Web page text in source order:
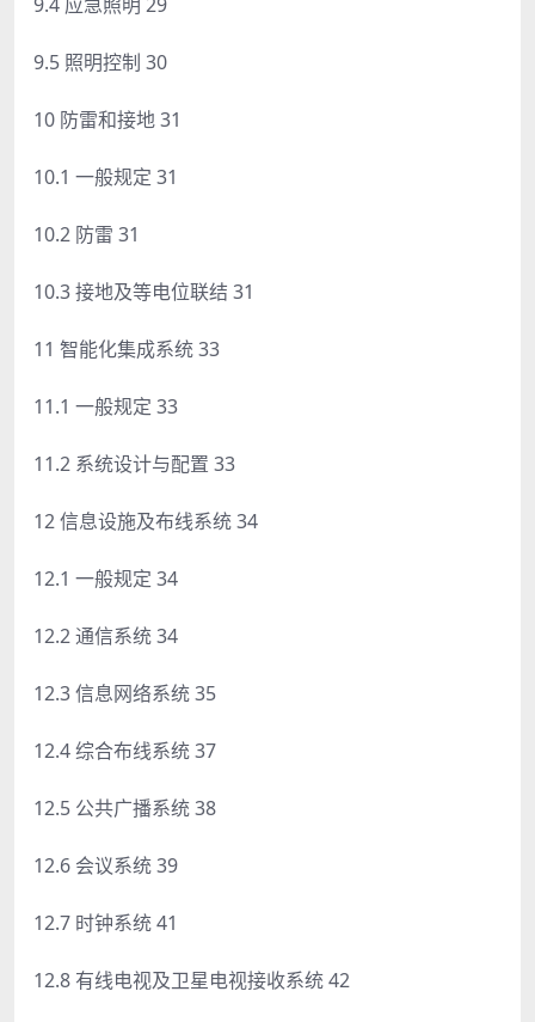
9.5 照明控制 30
10 防雷和接地 31
10.1 一般规定 31
10.2 防雷 31
10.3 接地及等电位联结 31
11 智能化集成系统 33
11.1 一般规定 33
11.2 系统设计与配置 33
12 信息设施及布线系统 34
12.1 一般规定 34
12.2 通信系统 34
12.3 信息网络系统 35
12.4 综合布线系统 37
12.5 公共广播系统 38
12.6 会议系统 39
12.7 时钟系统 41
12.8 有线电视及卫星电视接收系统 42